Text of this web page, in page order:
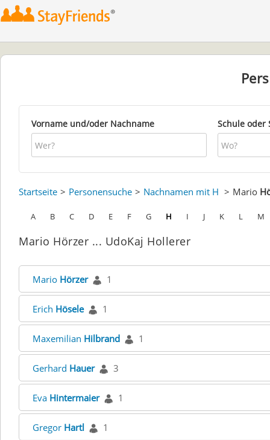
Vorname und/oder Nachname Schule oder
Startseite Personensuche Nachnamen mit H Mario
A B C D E F G H I J K L M
Mario Hörzer ... UdoKaj Hollerer
Mario Hörzer 1
Erich Hösele 1
Maxemilian Hilbrand 1
Gerhard Hauer 3
Eva Hintermaier 1
Gregor Hartl 1